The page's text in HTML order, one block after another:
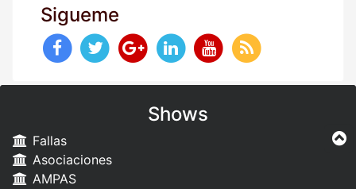
Sigueme
Shows
Fallas
Asociaciones
AMPAS